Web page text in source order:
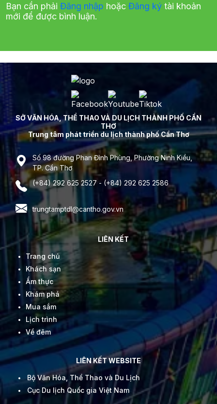
Bạn cần phải Đăng nhập hoặc Đăng ký tài khoản
mới để được bình luận.
SỞ VĂN HÓA, THỂ THAO VÀ DU LỊCH THÀNH PHỐ CẦN
THƠ
Trung tâm phát triển du lịch thành phố Cần Thơ
Số 98 đường Phan Đình Phùng, Phường Ninh Kiều,
TP. Cần Thơ
(+84) 292 625 2527 - (+84) 292 625 2586
trungtamptdl@cantho.gov.vn
LIÊN KẾT
Trang chủ
Khách sạn
Ẩm thực
Khám phá
Mua sắm
Lịch trình
Về đêm
LIÊN KẾT WEBSITE
Bộ Văn Hóa, Thể Thao và Du Lịch
Cục Du lịch Quốc gia Việt Nam